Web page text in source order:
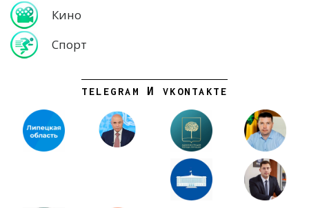
Кино
Спорт
TELEGRAM И VKONTAKTE